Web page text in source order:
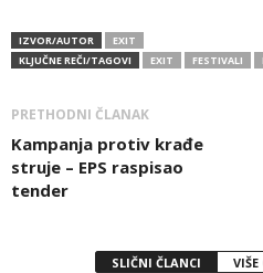
IZVOR/AUTOR
EXIT
KLJUČNE REČI/TAGOVI
EXIT FESTIVALI
PRETHODNI ČLANAK
Kampanja protiv krađe
struje – EPS raspisao
tender
SLIČNI ČLANCI